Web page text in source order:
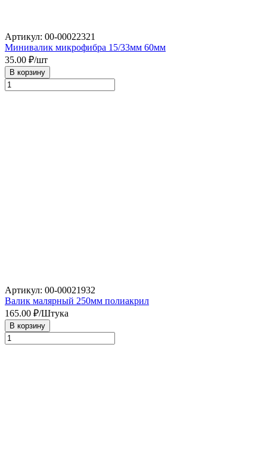
Артикул: 00-00022321
Минивалик микрофибра 15/33мм 60мм
35.00 ₽/шт
В корзину
Артикул: 00-00021932
Валик малярный 250мм полиакрил
165.00 ₽/Штука
В корзину